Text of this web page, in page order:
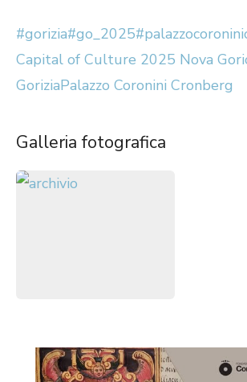
#gorizia#go_2025
Capital of Culture 2025 Nova
GoriziaPalazzo Coronini Cronberg
Galleria fotografica